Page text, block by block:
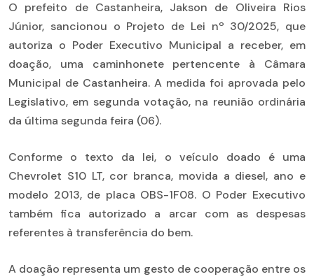
O prefeito de Castanheira, Jakson de Oliveira Rios
Júnior, sancionou o Projeto de Lei nº 30/2025, que
autoriza o Poder Executivo Municipal a receber, em
doação, uma caminhonete pertencente à Câmara
Municipal de Castanheira. A medida foi aprovada pelo
Legislativo, em segunda votação, na reunião ordinária
da última segunda feira (06).
Conforme o texto da lei, o veículo doado é uma
Chevrolet S10 LT, cor branca, movida a diesel, ano e
modelo 2013, de placa OBS-1F08. O Poder Executivo
também fica autorizado a arcar com as despesas
referentes à transferência do bem.
A doação representa um gesto de cooperação entre os